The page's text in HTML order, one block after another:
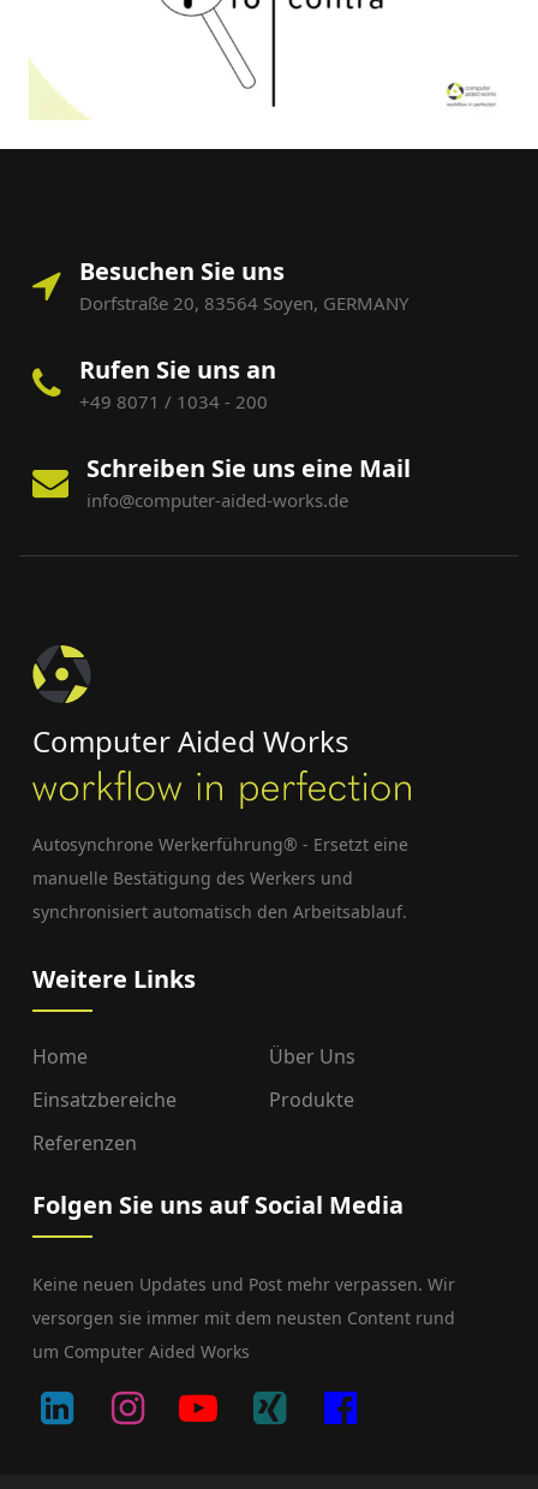
Besuchen Sie uns
Dorfstraße 20, 83564 Soyen, GERMANY
Rufen Sie uns an
+49 8071 / 1034 - 200
Schreiben Sie uns eine Mail
info@computer-aided-works.de
Computer Aided Works
Autosynchrone Werkerführung® - Ersetzt eine
manuelle Bestätigung des Werkers und
synchronisiert automatisch den Arbeitsablauf.
Weitere Links
Home
Über Uns
Einsatzbereiche
Produkte
Referenzen
Folgen Sie uns auf Social Media
Keine neuen Updates und Post mehr verpassen. Wir
versorgen sie immer mit dem neusten Content rund
um Computer Aided Works